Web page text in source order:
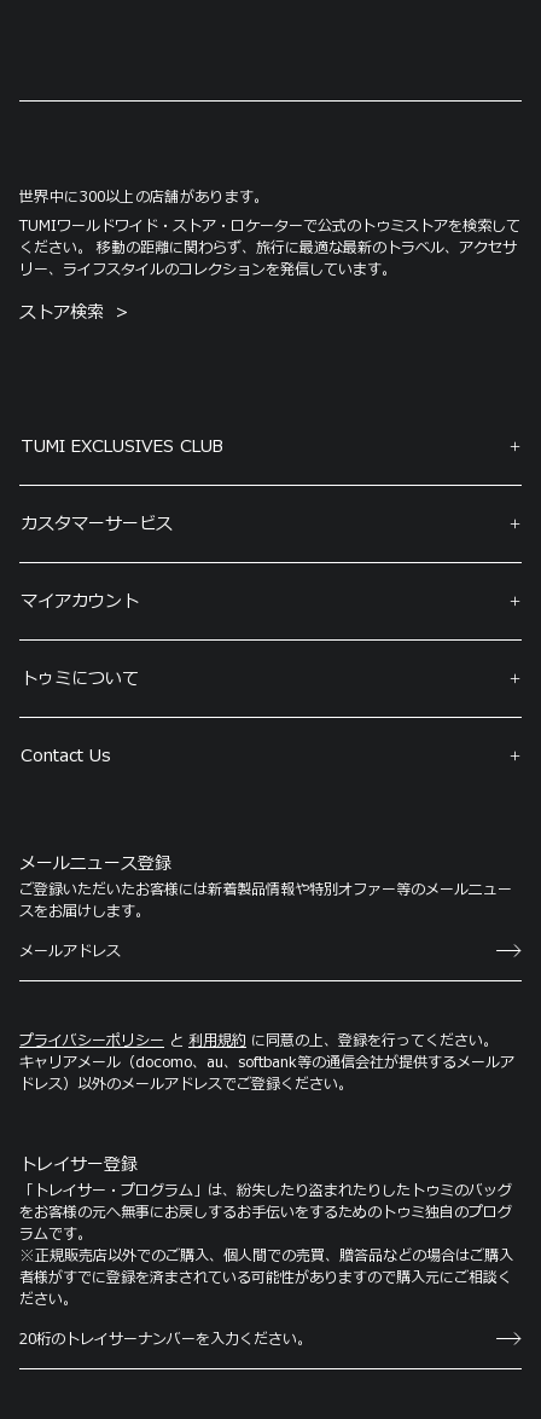
世界中に300以上の店舗があります。
TUMIワールドワイド・ストア・ロケーターで公式のトゥミストアを検索して
ください。 移動の距離に関わらず、旅行に最適な最新のトラベル、アクセサ
リー、ライフスタイルのコレクションを発信しています。
ストア検索
TUMI EXCLUSIVES CLUB
カスタマーサービス
マイアカウント
トゥミについて
Contact Us
メールニュース登録
ご登録いただいたお客様には新着製品情報や特別オファー等のメールニュー
スをお届けします。
プライバシーポリシー と 利用規約 に同意の上、登録を行ってください。
キャリアメール（docomo、au、softbank等の通信会社が提供するメールア
ドレス）以外のメールアドレスでご登録ください。
トレイサー登録
「トレイサー・プログラム」は、紛失したり盗まれたりしたトゥミのバッグ
をお客様の元へ無事にお戻しするお手伝いをするためのトゥミ独自のプログ
ラムです。
※正規販売店以外でのご購入、個人間での売買、贈答品などの場合はご購入
者様がすでに登録を済まされている可能性がありますので購入元にご相談く
ださい。